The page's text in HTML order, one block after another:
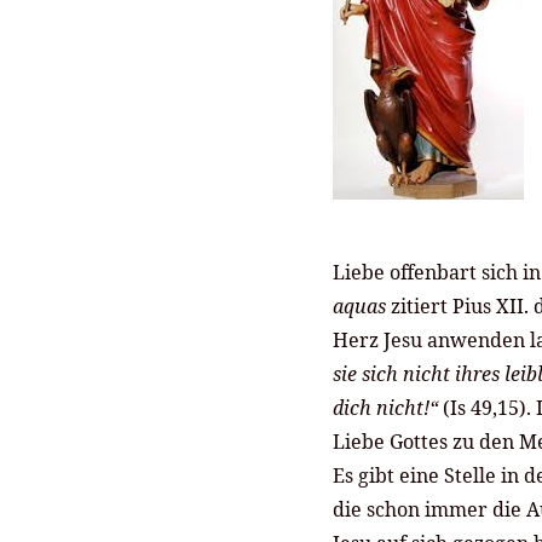
Liebe offenbart sich
aquaszitiert Pius XII.
Herz Jesu anwenden
sie sich nicht ihres
dich nicht!“(Is
Liebe Gottes zu den
Es gibt eine Stelle in
die schon immer die